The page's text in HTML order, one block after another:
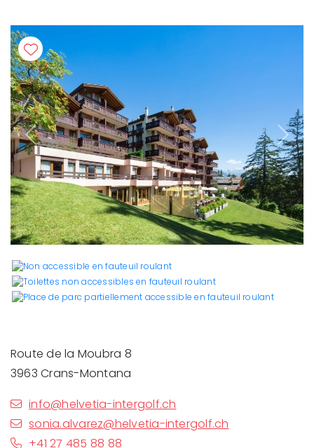
Previous Next
Route de la Moubra 8
3963 Crans-Montana
info@helvetia-intergolf.ch
sonia.alvarez@helvetia-intergolf.ch
+41 27 485 88 88